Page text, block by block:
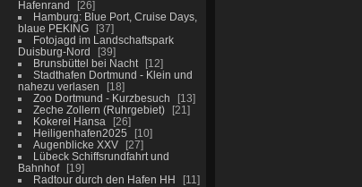
Hafenrand
26
Hamburg: Blue Port, Cruise Days,
blaue PEKING
37
Fotojagd im Landschaftspark
Duisburg-Nord
39
Brunsbüttel bei Nacht
12
Stadthafen Dortmund - Klein und
nahezu verlasen
18
Zoo Dortmund - Kurzbesuch
13
Zeche Zollern (Ruhrgebiet)
21
Kokerei Hansa
26
Heiligenhafen2025
10
Augenblicke XXV
27
Lübeck Schiffsrundfahrt und
Bahnhof
19
Radtour durch den Hafen HH
11